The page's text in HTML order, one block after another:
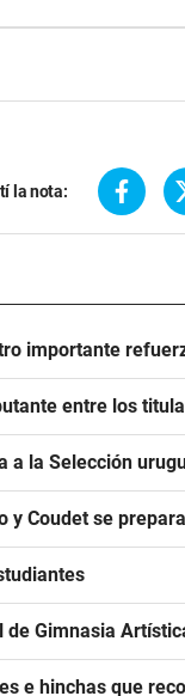
la nota:
importante
entre los
a la Selección
y Coudet se
Gimnasia
e hinchas que